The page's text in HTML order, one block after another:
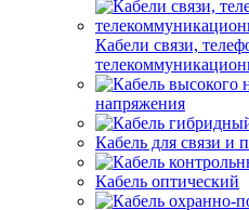
Кабели связи,
напряжения
Кабель для связи и
Кабель оптический